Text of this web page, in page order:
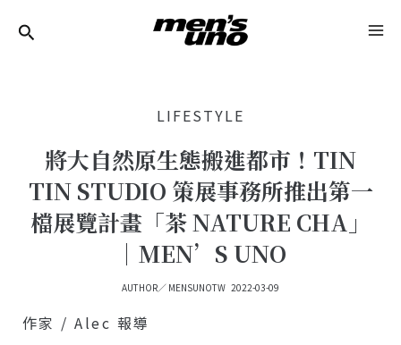
LIFESTYLE
將大自然原生態搬進都市！TIN
TIN STUDIO 策展事務所推出第一
檔展覽計畫「茶 NATURE CHA」
｜MEN’S UNO
AUTHOR／ MENSUNOTW 2022-03-09
作家 / Alec 報導
Navigation